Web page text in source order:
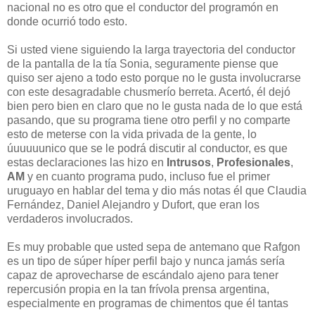
nacional no es otro que el conductor del programón en
donde ocurrió todo esto.
Si usted viene siguiendo la larga trayectoria del conductor
de la pantalla de la tía Sonia, seguramente piense que
quiso ser ajeno a todo esto porque no le gusta involucrarse
con este desagradable chusmerío berreta. Acertó, él dejó
bien pero bien en claro que no le gusta nada de lo que está
pasando, que su programa tiene otro perfil y no comparte
esto de meterse con la vida privada de la gente, lo
úuuuuunico que se le podrá discutir al conductor, es que
estas declaraciones las hizo en Intrusos, Profesionales,
AM y en cuanto programa pudo, incluso fue el primer
uruguayo en hablar del tema y dio más notas él que Claudia
Fernández, Daniel Alejandro y Dufort, que eran los
verdaderos involucrados.
Es muy probable que usted sepa de antemano que Rafgon
es un tipo de súper híper perfil bajo y nunca jamás sería
capaz de aprovecharse de escándalo ajeno para tener
repercusión propia en la tan frívola prensa argentina,
especialmente en programas de chimentos que él tantas